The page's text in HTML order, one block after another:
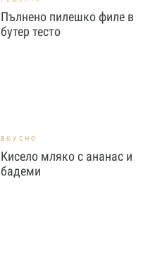
Пълнено пилешко филе в
бутер тесто
ВКУСНО
Кисело мляко с ананас и
бадеми